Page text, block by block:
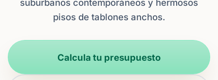
suburbanos contemporáneos y hermosos
pisos de tablones anchos.
Calcula tu presupuesto